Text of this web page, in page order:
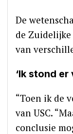
De
de Zuidelijke
van
‘Ik stond er
“Toen ik de
van USC.
conclusie